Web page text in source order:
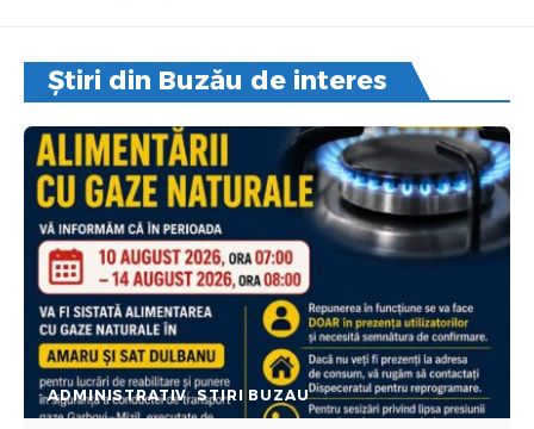
Știri din Buzău de interes
ADMINISTRATIV STIRI BUZAU